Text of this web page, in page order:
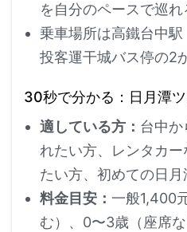
を自分のペースで巡れ
乗車場所は高鐵台中
投客運干城バス停の2
30秒で分かる：日月潭
適している方： 台中
れたい方、レンタカ
たい方、初めての日
料金目安： 一般1,400
む）、0〜3歳（座席